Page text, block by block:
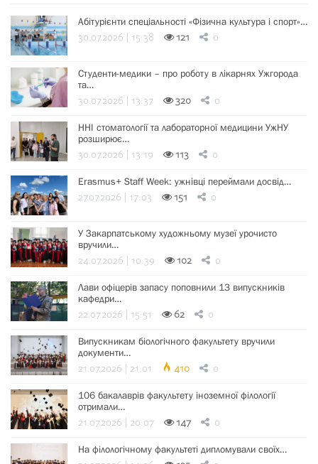
Абітурієнти спеціальності «Фізична культура і спорт»…
30.07.2026 | 15:38 121 0
Студенти-медики – про роботу в лікарнях Ужгорода
та…
30.07.2026 | 13:37 320 0
ННІ стоматології та лабораторної медицини УжНУ
розширює…
30.07.2026 | 13:19 113 0
Erasmus+ Staff Week: ужнівці переймали досвід…
27.07.2026 | 17:03 151 0
У Закарпатському художньому музеї урочисто
вручили…
24.07.2026 | 10:39 102 0
Лави офіцерів запасу поповнили 13 випускників
кафедри…
22.07.2026 | 15:51 62 0
Випускникам біологічного факультету вручили
документи…
21.07.2026 | 21:01 410 0
106 бакалаврів факультету іноземної філології
отримали…
21.07.2026 | 20:07 147 0
На філологічному факультеті дипломували своїх…